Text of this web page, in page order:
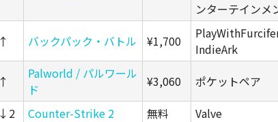
ンターテインメ
↑ バックパック・バトル ¥1,700
IndieArk
↑
Palworld / パルワール
ド
¥3,060 ポケットペア
↓2 Counter-Strike 2 無料
Valve